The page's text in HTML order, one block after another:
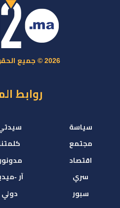
2026 © جميع الحقوق محفوظة
روابط
سياسة
مجتمع
اقتصاد
سري
سبور
آر -
دولي